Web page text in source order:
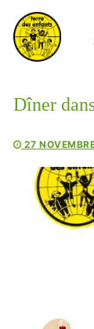
contenu
Dîner
27